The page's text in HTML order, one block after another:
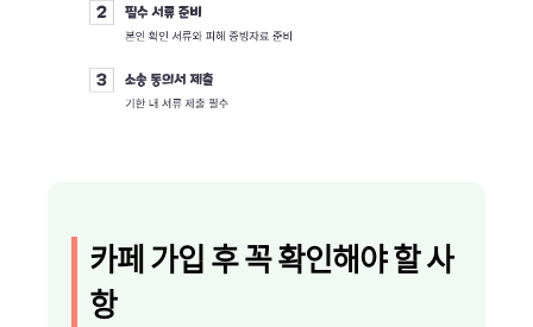
카페 가입 후 꼭 확인해야 할 사
항